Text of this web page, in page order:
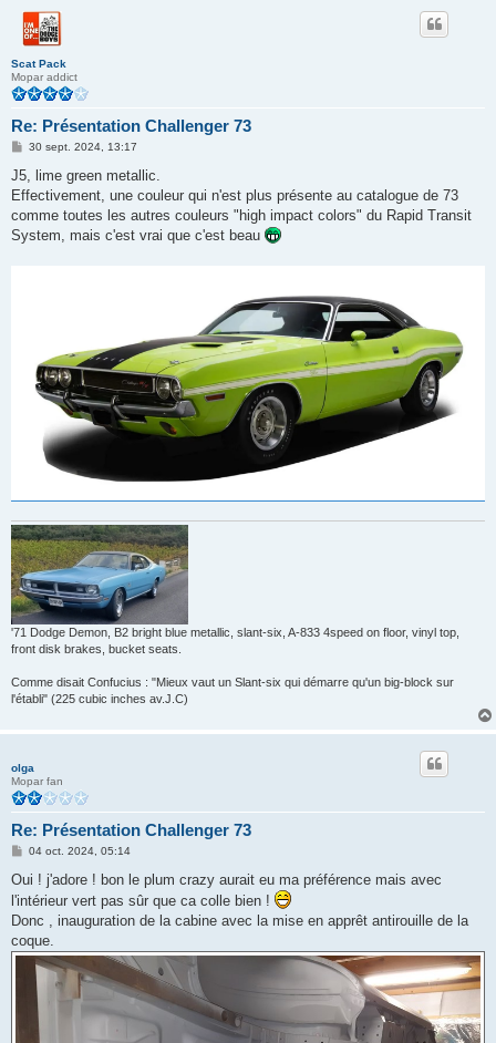
Scat Pack
Mopar addict
Re: Présentation Challenger 73
M
s
s
a
g
30 sept. 2024, 13:17
J5, lime green metallic.
Effectivement, une couleur qui n'est plus présente au catalogue de 73
comme toutes les autres couleurs "high impact colors" du Rapid Transit
System, mais c'est vrai que c'est beau
'71 Dodge Demon, B2 bright blue metallic, slant-six, A-833 4speed on floor, vinyl top,
front disk brakes, bucket seats.
Comme disait Confucius : "Mieux vaut un Slant-six qui démarre qu'un big-block sur
l'établi" (225 cubic inches av.J.C)
olga
Mopar fan
Re: Présentation Challenger 73
M
s
a
g
e
04 oct. 2024, 05:14
Oui ! j'adore ! bon le plum crazy aurait eu ma préférence mais avec
l'intérieur vert pas sûr que ca colle bien !
Donc , inauguration de la cabine avec la mise en apprêt antirouille de la
coque.